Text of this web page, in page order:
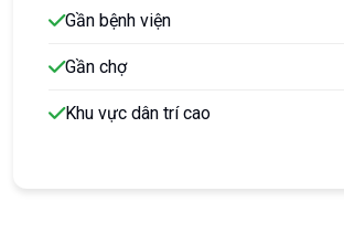
Gần bệnh viện
Gần chợ
Khu vực dân trí cao